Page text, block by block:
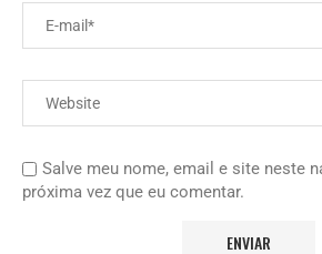
Salve meu nome, email e site neste
próxima vez que eu comentar.